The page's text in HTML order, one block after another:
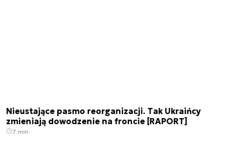
Nieustające pasmo reorganizacji. Tak Ukraińcy
zmieniają dowodzenie na froncie [RAPORT]
7 min.